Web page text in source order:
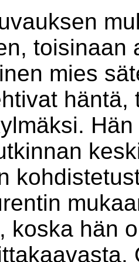
toisinaan
mies
häntä,
koska hän